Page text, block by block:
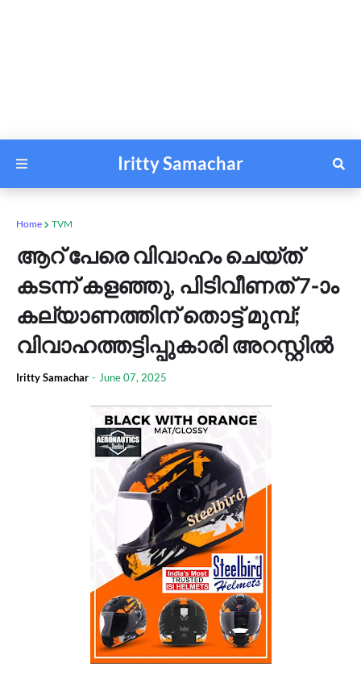
Iritty Samachar
Home TVM
ആറ് പേരെ വിവാഹം ചെയ്ത്
കടന്ന് കളഞ്ഞു, പിടിവീണത് 7-ാം
കല്യാണത്തിന് തൊട്ട് മുമ്പ്;
വിവാഹത്തട്ടിപ്പുകാരി അറസ്റ്റില്‍
Iritty Samachar - June 07, 2025